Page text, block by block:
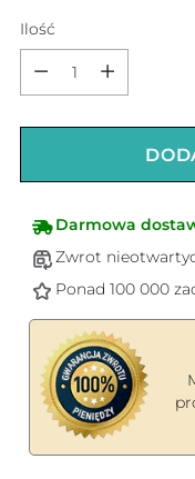
Ilość
Darmowa
Zwrot
Ponad 100 000